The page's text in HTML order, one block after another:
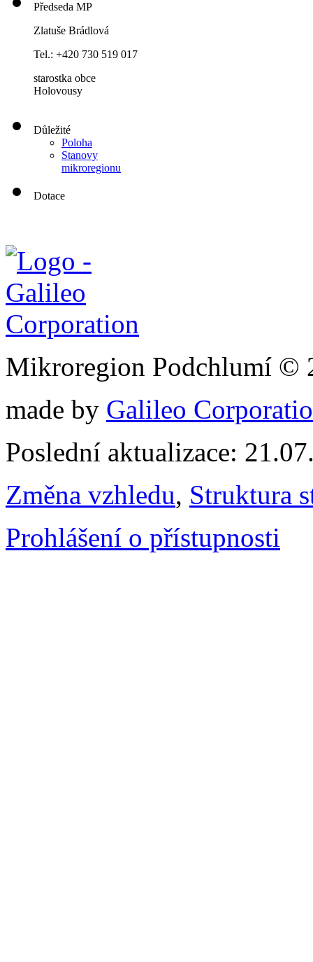
Předseda MP
Zlatuše Brádlová
Tel.: +420 730 519 017
starostka obce
Holovousy
Důležité
Poloha
Stanovy
mikroregionu
Dotace
Mikroregion Podchlumí ©
made by Galileo
Poslední aktualizace:
Změna vzhledu, Struktura
Prohlášení o přístupnosti